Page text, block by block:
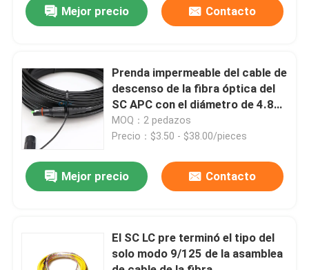
Productos
Mejor precio Contacto
Prenda impermeable del cable de
descenso de la fibra óptica del
SC APC con el diámetro de 4.8m
m 7.0m m
MOQ：2 pedazos
Precio：$3.50 - $38.00/pieces
Mejor precio Contacto
El SC LC pre terminó el tipo del
solo modo 9/125 de la asamblea